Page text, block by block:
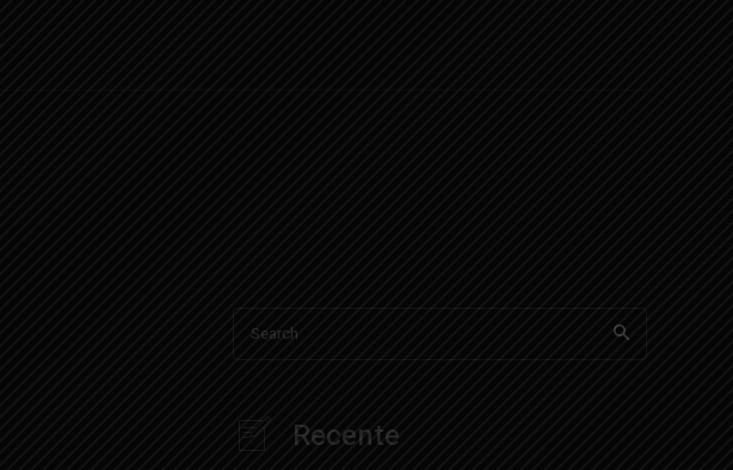
Search
Recente